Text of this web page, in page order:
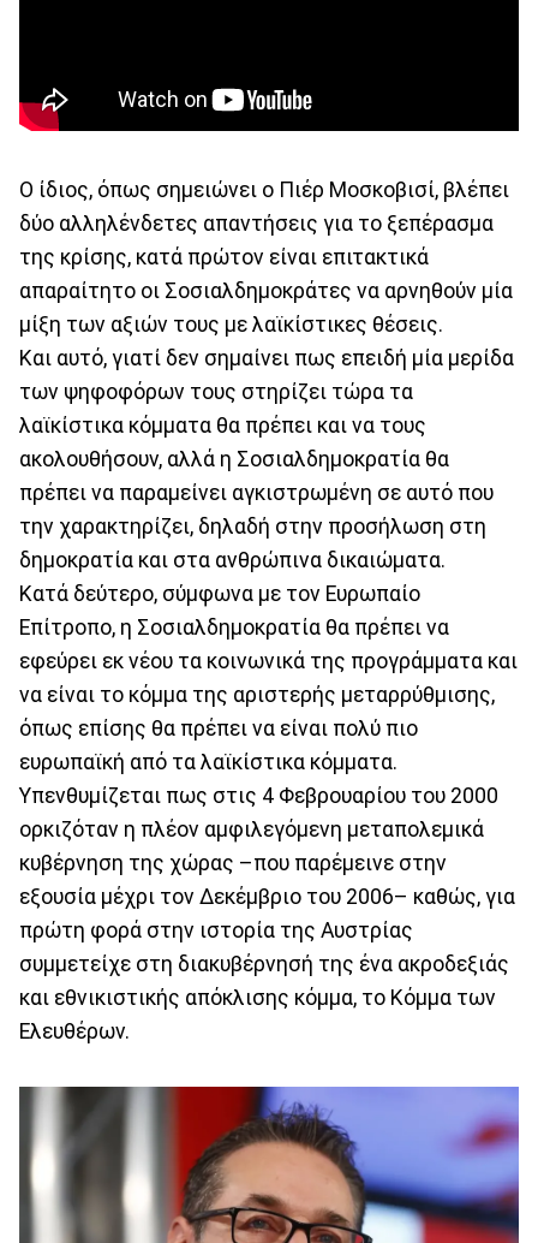
Ο ίδιος, όπως σημειώνει ο Πιέρ Μοσκοβισί, βλέπει
δύο αλληλένδετες απαντήσεις για το ξεπέρασμα
της κρίσης, κατά πρώτον είναι επιτακτικά
απαραίτητο οι Σοσιαλδημοκράτες να αρνηθούν μία
μίξη των αξιών τους με λαϊκίστικες θέσεις.
Και αυτό, γιατί δεν σημαίνει πως επειδή μία μερίδα
των ψηφοφόρων τους στηρίζει τώρα τα
λαϊκίστικα κόμματα θα πρέπει και να τους
ακολουθήσουν, αλλά η Σοσιαλδημοκρατία θα
πρέπει να παραμείνει αγκιστρωμένη σε αυτό που
την χαρακτηρίζει, δηλαδή στην προσήλωση στη
δημοκρατία και στα ανθρώπινα δικαιώματα.
Κατά δεύτερο, σύμφωνα με τον Ευρωπαίο
Επίτροπο, η Σοσιαλδημοκρατία θα πρέπει να
εφεύρει εκ νέου τα κοινωνικά της προγράμματα και
να είναι το κόμμα της αριστερής μεταρρύθμισης,
όπως επίσης θα πρέπει να είναι πολύ πιο
ευρωπαϊκή από τα λαϊκίστικα κόμματα.
Υπενθυμίζεται πως στις 4 Φεβρουαρίου του 2000
ορκιζόταν η πλέον αμφιλεγόμενη μεταπολεμικά
κυβέρνηση της χώρας –που παρέμεινε στην
εξουσία μέχρι τον Δεκέμβριο του 2006– καθώς, για
πρώτη φορά στην ιστορία της Αυστρίας
συμμετείχε στη διακυβέρνησή της ένα ακροδεξιάς
και εθνικιστικής απόκλισης κόμμα, το Κόμμα των
Ελευθέρων.